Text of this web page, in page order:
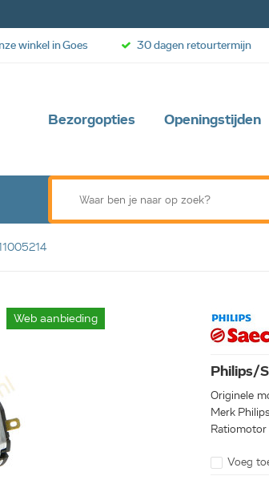
Bezorgopties Openingstijden
winkel in Goes 30 dagen retourtermijn
Web aanbieding
Philips/
Originele
Merk Philips
Ratiomotor
Voeg